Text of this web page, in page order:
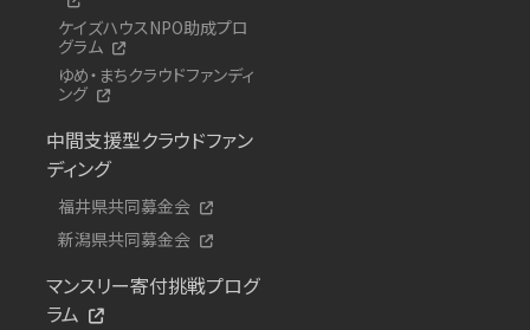
ケイズハウスNPO助成プロ
グラム
ゆめ・まちクラウドファンディ
ング
中間支援型クラウドファン
ディング
福井県共同募金会
新潟県共同募金会
マンスリー寄付挑戦プログ
ラム